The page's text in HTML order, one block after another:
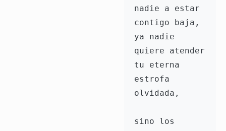
nadie a estar
contigo baja,
ya nadie
quiere atender
tu eterna
estrofa
olvidada,
sino los